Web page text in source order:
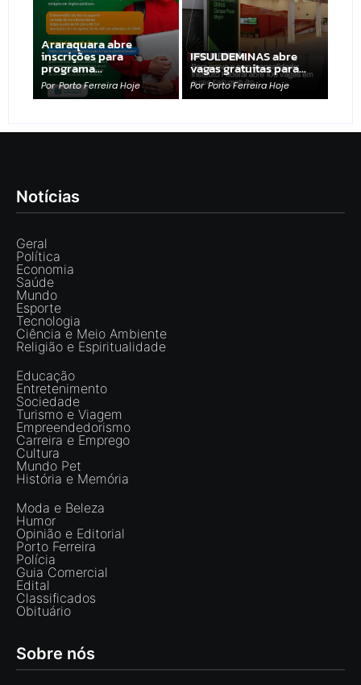
Araraquara abre
inscrições para
programa…
Por Porto Ferreira Hoje
IFSULDEMINAS abre
vagas gratuitas para…
Por Porto Ferreira Hoje
Notícias
Geral
Política
Economia
Saúde
Mundo
Esporte
Tecnologia
Ciência e Meio Ambiente
Religião e Espiritualidade
Educação
Entretenimento
Sociedade
Turismo e Viagem
Empreendedorismo
Carreira e Emprego
Cultura
Mundo Pet
História e Memória
Moda e Beleza
Humor
Opinião e Editorial
Porto Ferreira
Polícia
Guia Comercial
Edital
Classificados
Obituário
Sobre nós